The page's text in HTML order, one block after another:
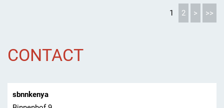
1 2 > >>
CONTACT
sbnnkenya